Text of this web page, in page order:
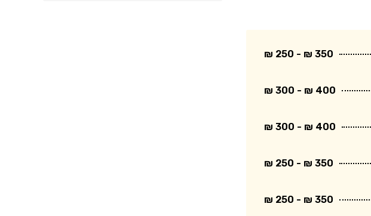
350 ₪ - 250 ₪
400 ₪ - 300 ₪
400 ₪ - 300 ₪
350 ₪ - 250 ₪
350 ₪ - 250 ₪